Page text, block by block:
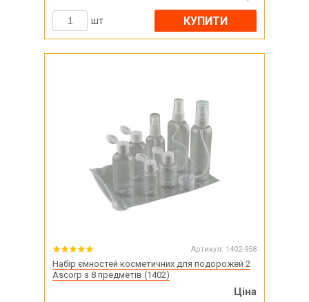
шт КУПИТИ
Артикул: 1402-958
Набір ємностей косметичних для подорожей 2
Ascorp з 8 предметів (1402)
Ціна